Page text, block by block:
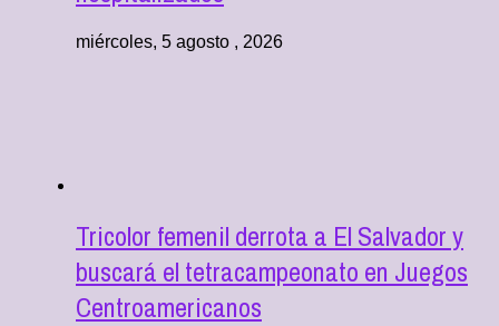
miércoles, 5 agosto , 2026
Tricolor femenil derrota a El Salvador y
buscará el tetracampeonato en Juegos
Centroamericanos